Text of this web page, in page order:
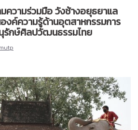
ความร่วมมือ วังช้างอยุธยาแล
งค์ความรู้ด้านอุตสาหกรรมการ
รักษ์ศิลปวัฒนธรรมไทย